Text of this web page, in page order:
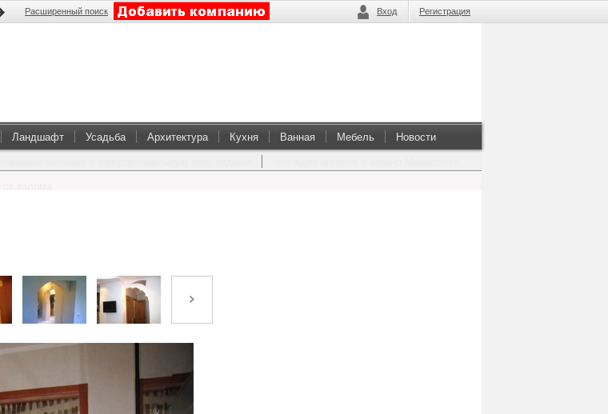
Расширенный поиск Вход Регистрация
Ландшафт Усадьба Архитектура Кухня Ванная Мебель Новости